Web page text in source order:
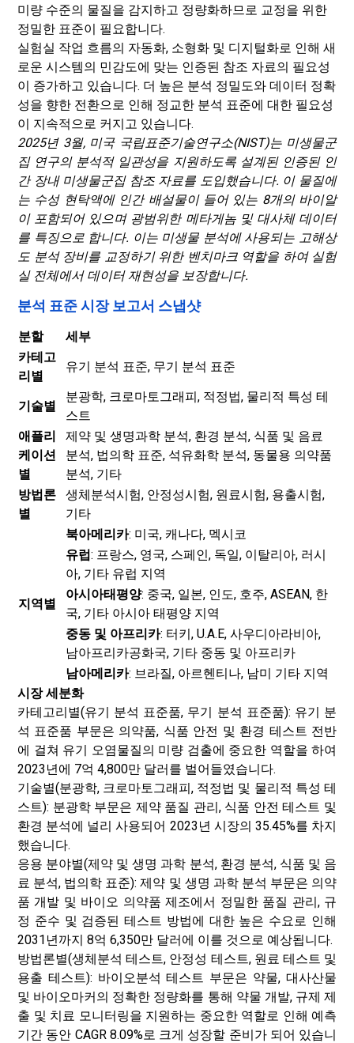
미량 수준의 물질을 감지하고 정량화하므로 교정을 위한
정밀한 표준이 필요합니다.
실험실 작업 흐름의 자동화, 소형화 및 디지털화로 인해 새
로운 시스템의 민감도에 맞는 인증된 참조 자료의 필요성
이 증가하고 있습니다. 더 높은 분석 정밀도와 데이터 정확
성을 향한 전환으로 인해 정교한 분석 표준에 대한 필요성
이 지속적으로 커지고 있습니다.
2025년 3월, 미국 국립표준기술연구소(NIST)는 미생물군
집 연구의 분석적 일관성을 지원하도록 설계된 인증된 인
간 장내 미생물군집 참조 자료를 도입했습니다. 이 물질에
는 수성 현탁액에 인간 배설물이 들어 있는 8개의 바이알
이 포함되어 있으며 광범위한 메타게놈 및 대사체 데이터
를 특징으로 합니다. 이는 미생물 분석에 사용되는 고해상
도 분석 장비를 교정하기 위한 벤치마크 역할을 하여 실험
실 전체에서 데이터 재현성을 보장합니다.
분석 표준 시장 보고서 스냅샷
분할
세부
카테고
리별
유기 분석 표준, 무기 분석 표준
기술별
분광학, 크로마토그래피, 적정법, 물리적 특성 테
스트
애플리
케이션
별
제약 및 생명과학 분석, 환경 분석, 식품 및 음료
분석, 법의학 표준, 석유화학 분석, 동물용 의약품
분석, 기타
방법론
별
생체분석시험, 안정성시험, 원료시험, 용출시험,
기타
지역별
북아메리카: 미국, 캐나다, 멕시코
유럽: 프랑스, ​​영국, 스페인, 독일, 이탈리아, 러시
아, 기타 유럽 지역
아시아태평양: 중국, 일본, 인도, 호주, ASEAN, 한
국, 기타 아시아 태평양 지역
중동 및 아프리카: 터키, U.A.E, 사우디아라비아,
남아프리카공화국, 기타 중동 및 아프리카
남아메리카: 브라질, 아르헨티나, 남미 기타 지역
시장 세분화
카테고리별(유기 분석 표준품, 무기 분석 표준품): 유기 분
석 표준품 부문은 의약품, 식품 안전 및 환경 테스트 전반
에 걸쳐 유기 오염물질의 미량 검출에 중요한 역할을 하여
2023년에 7억 4,800만 달러를 벌어들였습니다.
기술별(분광학, 크로마토그래피, 적정법 및 물리적 특성 테
스트): 분광학 부문은 제약 품질 관리, 식품 안전 테스트 및
환경 분석에 널리 사용되어 2023년 시장의 35.45%를 차지
했습니다.
응용 분야별(제약 및 생명 과학 분석, 환경 분석, 식품 및 음
료 분석, 법의학 표준): 제약 및 생명 과학 분석 부문은 의약
품 개발 및 바이오 의약품 제조에서 정밀한 품질 관리, 규
정 준수 및 검증된 테스트 방법에 대한 높은 수요로 인해
2031년까지 8억 6,350만 달러에 이를 것으로 예상됩니다.
방법론별(생체분석 테스트, 안정성 테스트, 원료 테스트 및
용출 테스트): 바이오분석 테스트 부문은 약물, 대사산물
및 바이오마커의 정확한 정량화를 통해 약물 개발, 규제 제
출 및 치료 모니터링을 지원하는 중요한 역할로 인해 예측
기간 동안 CAGR 8.09%로 크게 성장할 준비가 되어 있습니